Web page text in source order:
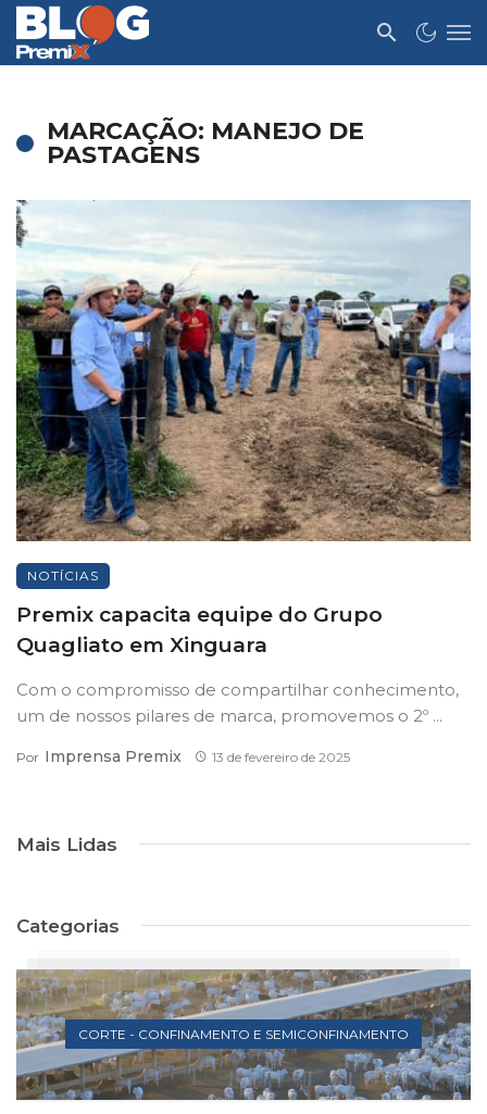
MARCAÇÃO: MANEJO DE
PASTAGENS
NOTÍCIAS
Premix capacita equipe do Grupo
Quagliato em Xinguara
Com o compromisso de compartilhar conhecimento,
um de nossos pilares de marca, promovemos o 2º ...
Por Imprensa Premix 13 de fevereiro de 2025
Mais Lidas
Categorias
CORTE - CONFINAMENTO E SEMICONFINAMENTO